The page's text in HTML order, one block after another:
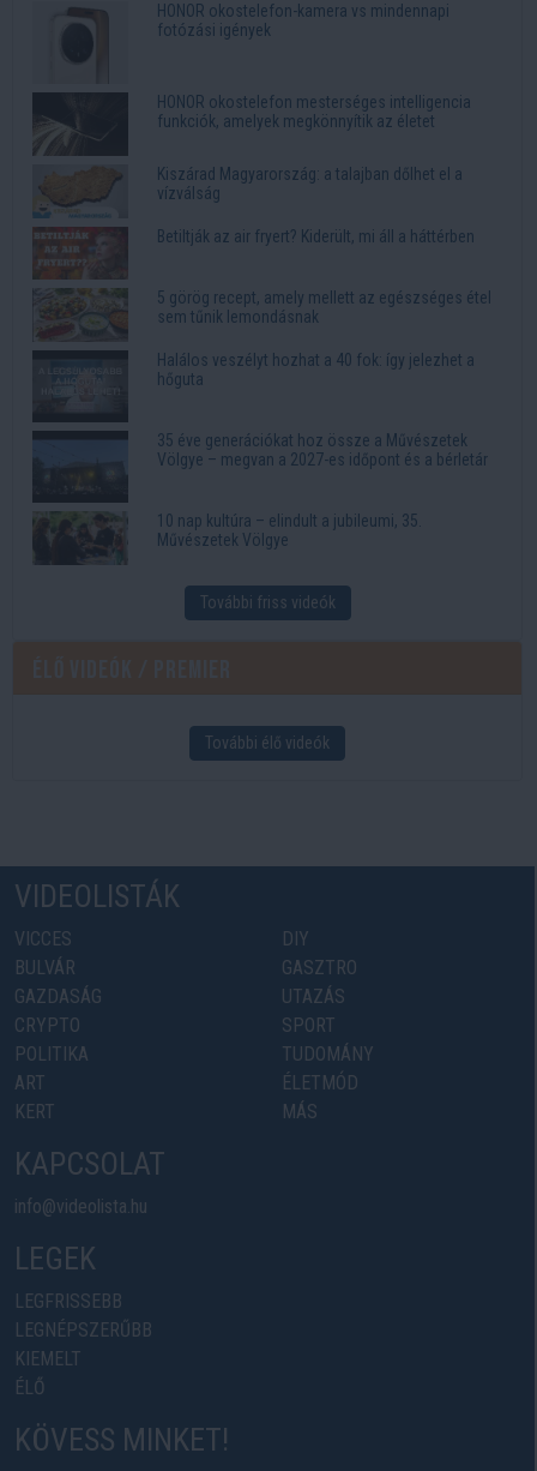
HONOR okostelefon-kamera vs mindennapi
fotózási igények
HONOR okostelefon mesterséges intelligencia
funkciók, amelyek megkönnyítik az életet
Kiszárad Magyarország: a talajban dőlhet el a
vízválság
Betiltják az air fryert? Kiderült, mi áll a háttérben
5 görög recept, amely mellett az egészséges étel
sem tűnik lemondásnak
Halálos veszélyt hozhat a 40 fok: így jelezhet a
hőguta
35 éve generációkat hoz össze a Művészetek
Völgye – megvan a 2027-es időpont és a bérletár
10 nap kultúra – elindult a jubileumi, 35.
Művészetek Völgye
További friss videók
További élő videók
VIDEOLISTÁK
VICCES
BULVÁR
GAZDASÁG
CRYPTO
POLITIKA
ART
KERT
DIY
GASZTRO
UTAZÁS
SPORT
TUDOMÁNY
ÉLETMÓD
MÁS
KAPCSOLAT
info@videolista.hu
LEGEK
LEGFRISSEBB
LEGNÉPSZERŰBB
KIEMELT
ÉLŐ
KÖVESS MINKET!